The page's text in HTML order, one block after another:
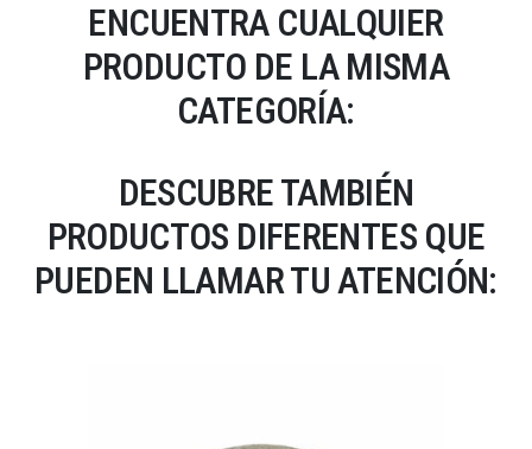
ENCUENTRA CUALQUIER
PRODUCTO DE LA MISMA
CATEGORÍA:
DESCUBRE TAMBIÉN
PRODUCTOS DIFERENTES QUE
PUEDEN LLAMAR TU ATENCIÓN: